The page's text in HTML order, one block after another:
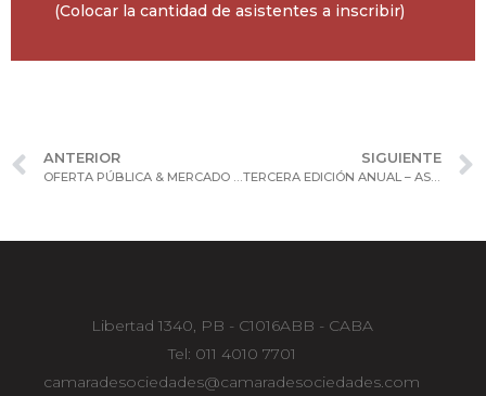
(Colocar la cantidad de asistentes a inscribir)
ANTERIOR SIGUIENTE
TERCERA EDICIÓN ANUAL – ASPECTOS CAMBIARIOS, ADUANEROS & DE COMERCIO EXTERIOR
Libertad 1340, PB - C1016ABB - CABA
Tel: 011 4010 7701
camaradesociedades@camaradesociedades.com